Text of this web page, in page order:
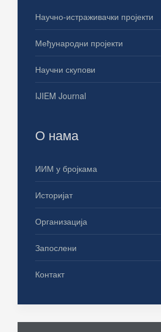
Научно-истраживачки пројекти
Међународни пројекти
Научни скупови
IJIEM Journal
О нама
ИИМ у бројкама
Историјат
Организација
Запослени
Контакт